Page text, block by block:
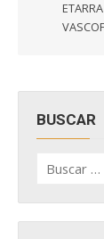
ETARRA
BUSCAR
por: